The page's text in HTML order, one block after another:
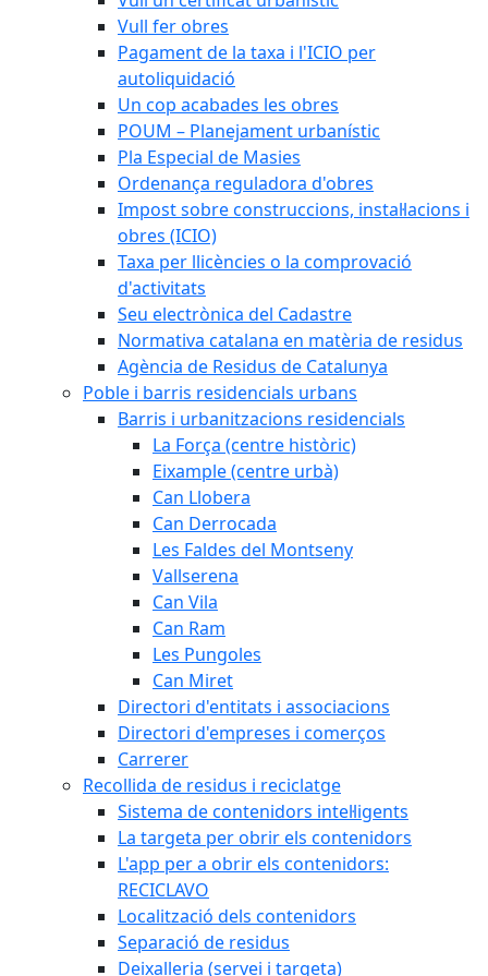
Vull fer obres
Pagament de la taxa i l'ICIO per
autoliquidació
Un cop acabades les obres
POUM – Planejament urbanístic
Pla Especial de Masies
Ordenança reguladora d'obres
Impost sobre construccions, instal·lacions i
obres (ICIO)
Taxa per llicències o la comprovació
d'activitats
Seu electrònica del Cadastre
Normativa catalana en matèria de residus
Agència de Residus de Catalunya
Poble i barris residencials urbans
Barris i urbanitzacions residencials
La Força (centre històric)
Eixample (centre urbà)
Can Llobera
Can Derrocada
Les Faldes del Montseny
Vallserena
Can Vila
Can Ram
Les Pungoles
Can Miret
Directori d'entitats i associacions
Directori d'empreses i comerços
Carrerer
Recollida de residus i reciclatge
Sistema de contenidors intel·ligents
La targeta per obrir els contenidors
L'app per a obrir els contenidors:
RECICLAVO
Localització dels contenidors
Separació de residus
Deixalleria (servei i targeta)